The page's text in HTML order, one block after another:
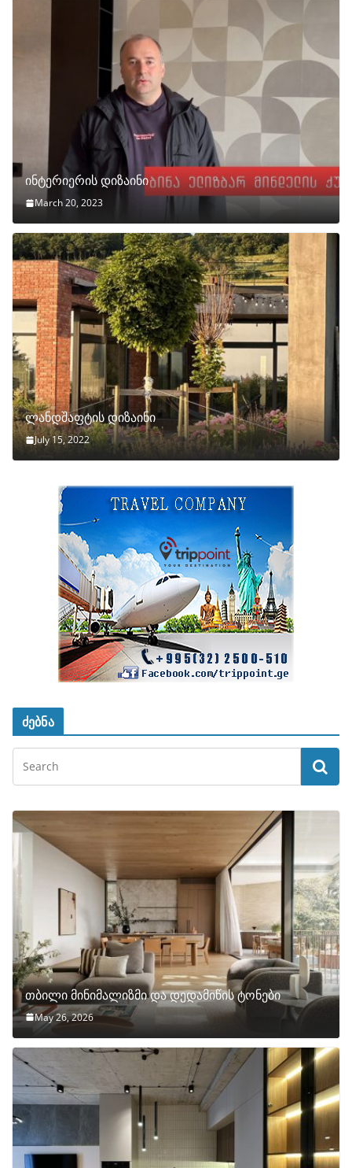
ინტერიერის დიზაინი
March 20, 2023
ლანდშაფტის დიზაინი
July 15, 2022
ძებნა
თბილი მინიმალიზმი და დედამიწის ტონები
May 26, 2026